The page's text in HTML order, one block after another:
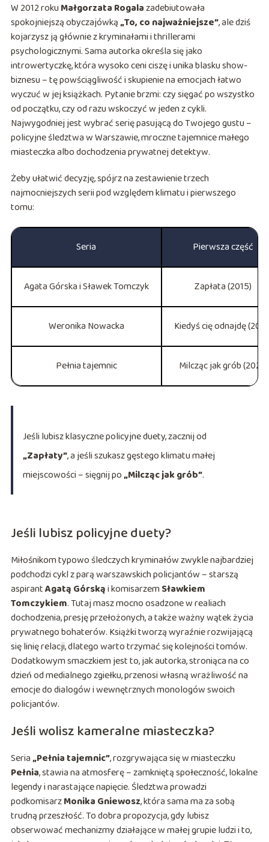
W 2012 rokuMałgorzata Rogalazadebiutowała
spokojniejszą obyczajówką„To, co najważniejsze”, ale dziś
kojarzysz ją głównie z kryminałami i thrillerami
psychologicznymi. Sama autorka określa się jako
introwertyczkę, która wysoko ceni ciszę i unika blasku show-
biznesu – tę powściągliwość i skupienie na emocjach łatwo
wyczuć w jej książkach. Pytanie brzmi: czy sięgać po wszystko
od początku, czy od razu wskoczyć w jeden z cykli.
Najwygodniej jest wybrać serię pasującą do Twojego gustu –
policyjne śledztwa w Warszawie, mroczne tajemnice małego
miasteczka albo dochodzenia prywatnej detektyw.
Żeby ułatwić decyzję, spójrz na zestawienie trzech
najmocniejszych serii pod względem klimatu i pierwszego
tomu:
Seria Pierwsza część
Agata Górska i Sławek Tomczyk Zapłata (2015)
Weronika Nowacka Kiedyś cię odnajdę
Pełnia tajemnic Milcząc jak grób (2021)
Jeśli lubisz klasyczne policyjne duety, zacznij od
„Zapłaty”, a jeśli szukasz gęstego klimatu małej
miejscowości – sięgnij po„Milcząc jak grób”.
Jeśli lubisz policyjne duety?
Miłośnikom typowo śledczych kryminałów zwykle najbardziej
podchodzi cykl z parą warszawskich policjantów – starszą
aspirantAgatą Górskąi komisarzemSławkiem
Tomczykiem. Tutaj masz mocno osadzone w realiach
dochodzenia, presję przełożonych, a także ważny wątek życia
prywatnego bohaterów. Książki tworzą wyraźnie rozwijającą
się linię relacji, dlatego warto trzymać się kolejności tomów.
Dodatkowym smaczkiem jest to, jak autorka, stroniąca na co
dzień od medialnego zgiełku, przenosi własną wrażliwość na
emocje do dialogów i wewnętrznych monologów swoich
policjantów.
Jeśli wolisz kameralne miasteczka?
Seria„Pełnia tajemnic”, rozgrywająca się w miasteczku
Pełnia, stawia na atmosferę – zamkniętą społeczność, lokalne
legendy i narastające napięcie. Śledztwa prowadzi
podkomisarzMonika Gniewosz, która sama ma za sobą
trudną przeszłość. To dobra propozycja, gdy lubisz
obserwować mechanizmy działające w małej grupie ludzi i to,